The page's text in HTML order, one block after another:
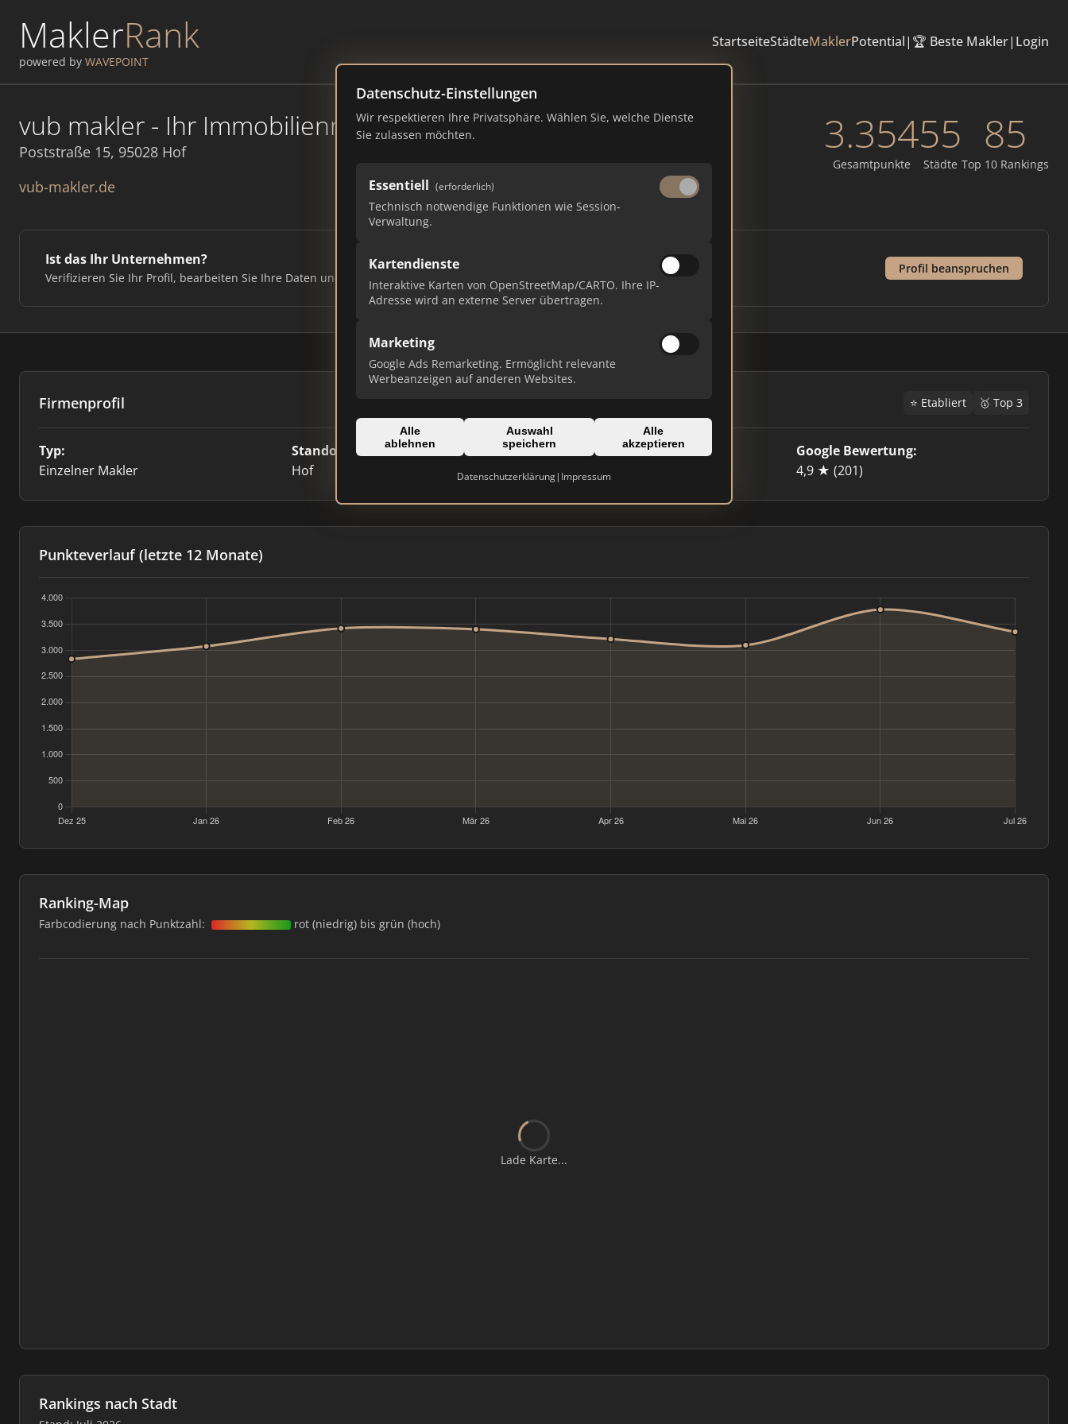
MaklerRank
powered by WAVEPOINT
StartseiteStädteMaklerPotential| 🏆 Beste Makler| Login
Datenschutz-Einstellungen
Wir respektieren Ihre Privatsphäre. Wählen Sie, welche Dienste
Sie zulassen möchten.
Essentiell (erforderlich)
Technisch notwendige Funktionen wie Session-
Verwaltung.
Kartendienste
Interaktive Karten von OpenStreetMap/CARTO. Ihre IP-
Adresse wird an externe Server übertragen.
Marketing
Google Ads Remarketing. Ermöglicht relevante
Werbeanzeigen auf anderen Websites.
Alle
ablehnen
Auswahl
speichern
Alle
akzeptieren
Datenschutzerklärung| Impressum
vub makler - Ihr Immobilienmakler - regional und kompetent
Poststraße 15, 95028 Hof
vub-makler.de
3.354
Gesamtpunkte
55
Städte
85
Top 10 Rankings
Ist das Ihr Unternehmen?
Verifizieren Sie Ihr Profil, bearbeiten Sie Ihre Daten und erhalten Sie monatliche Ranking-Updates.
Profil beanspruchen
Firmenprofil ⭐ Etabliert 🥇 Top 3
Typ:
Einzelner Makler
Standort:
Hof
Domain:
vub-makler.de
Google Bewertung:
4,9 ★ (201)
Punkteverlauf (letzte 12 Monate)
Ranking-Map
Farbcodierung nach Punktzahl: rot (niedrig) bis grün (hoch)
Lade Karte...
Rankings nach Stadt